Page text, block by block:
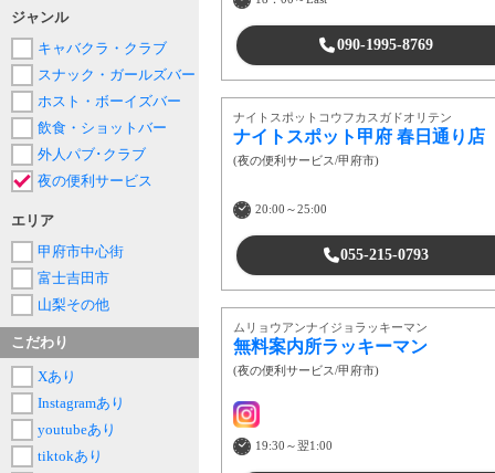
090-1995-8769
ナイトスポットコウフカスガドオリテン
ナイトスポット甲府 春日通り店
(夜の便利サービス/甲府市)
20:00～25:00
055-215-0793
ムリョウアンナイジョラッキーマン
無料案内所ラッキーマン
(夜の便利サービス/甲府市)
19:30～翌1:00
ジャンル
キャバクラ・クラブ
スナック・ガールズバー
ホスト・ボーイズバー
飲食・ショットバー
外人パブ･クラブ
夜の便利サービス
エリア
甲府市中心街
富士吉田市
山梨その他
こだわり
Xあり
Instagramあり
youtubeあり
tiktokあり